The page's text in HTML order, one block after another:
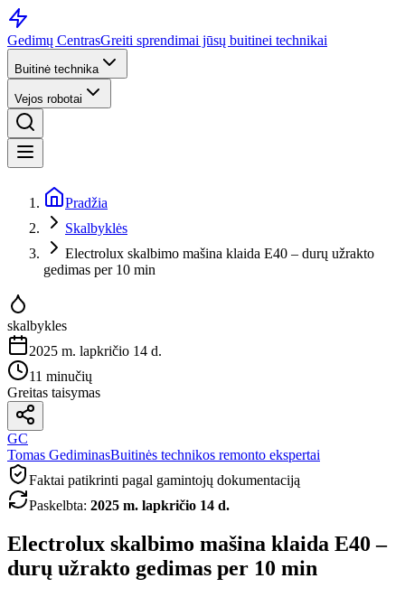
Gedimų CentrasGreiti sprendimai jūsų buitinei technikai
Buitinė technika
Vejos robotai
Pradžia
Skalbyklės
Electrolux skalbimo mašina klaida E40 – durų užrakto
gedimas per 10 min
skalbykles
2025 m. lapkričio 14 d.
11 minučių
Greitas taisymas
GC
Tomas GediminasBuitinės technikos remonto ekspertai
Faktai patikrinti pagal gamintojų dokumentaciją
Paskelbta: 2025 m. lapkričio 14 d.
Electrolux skalbimo mašina klaida E40 –
durų užrakto gedimas per 10 min